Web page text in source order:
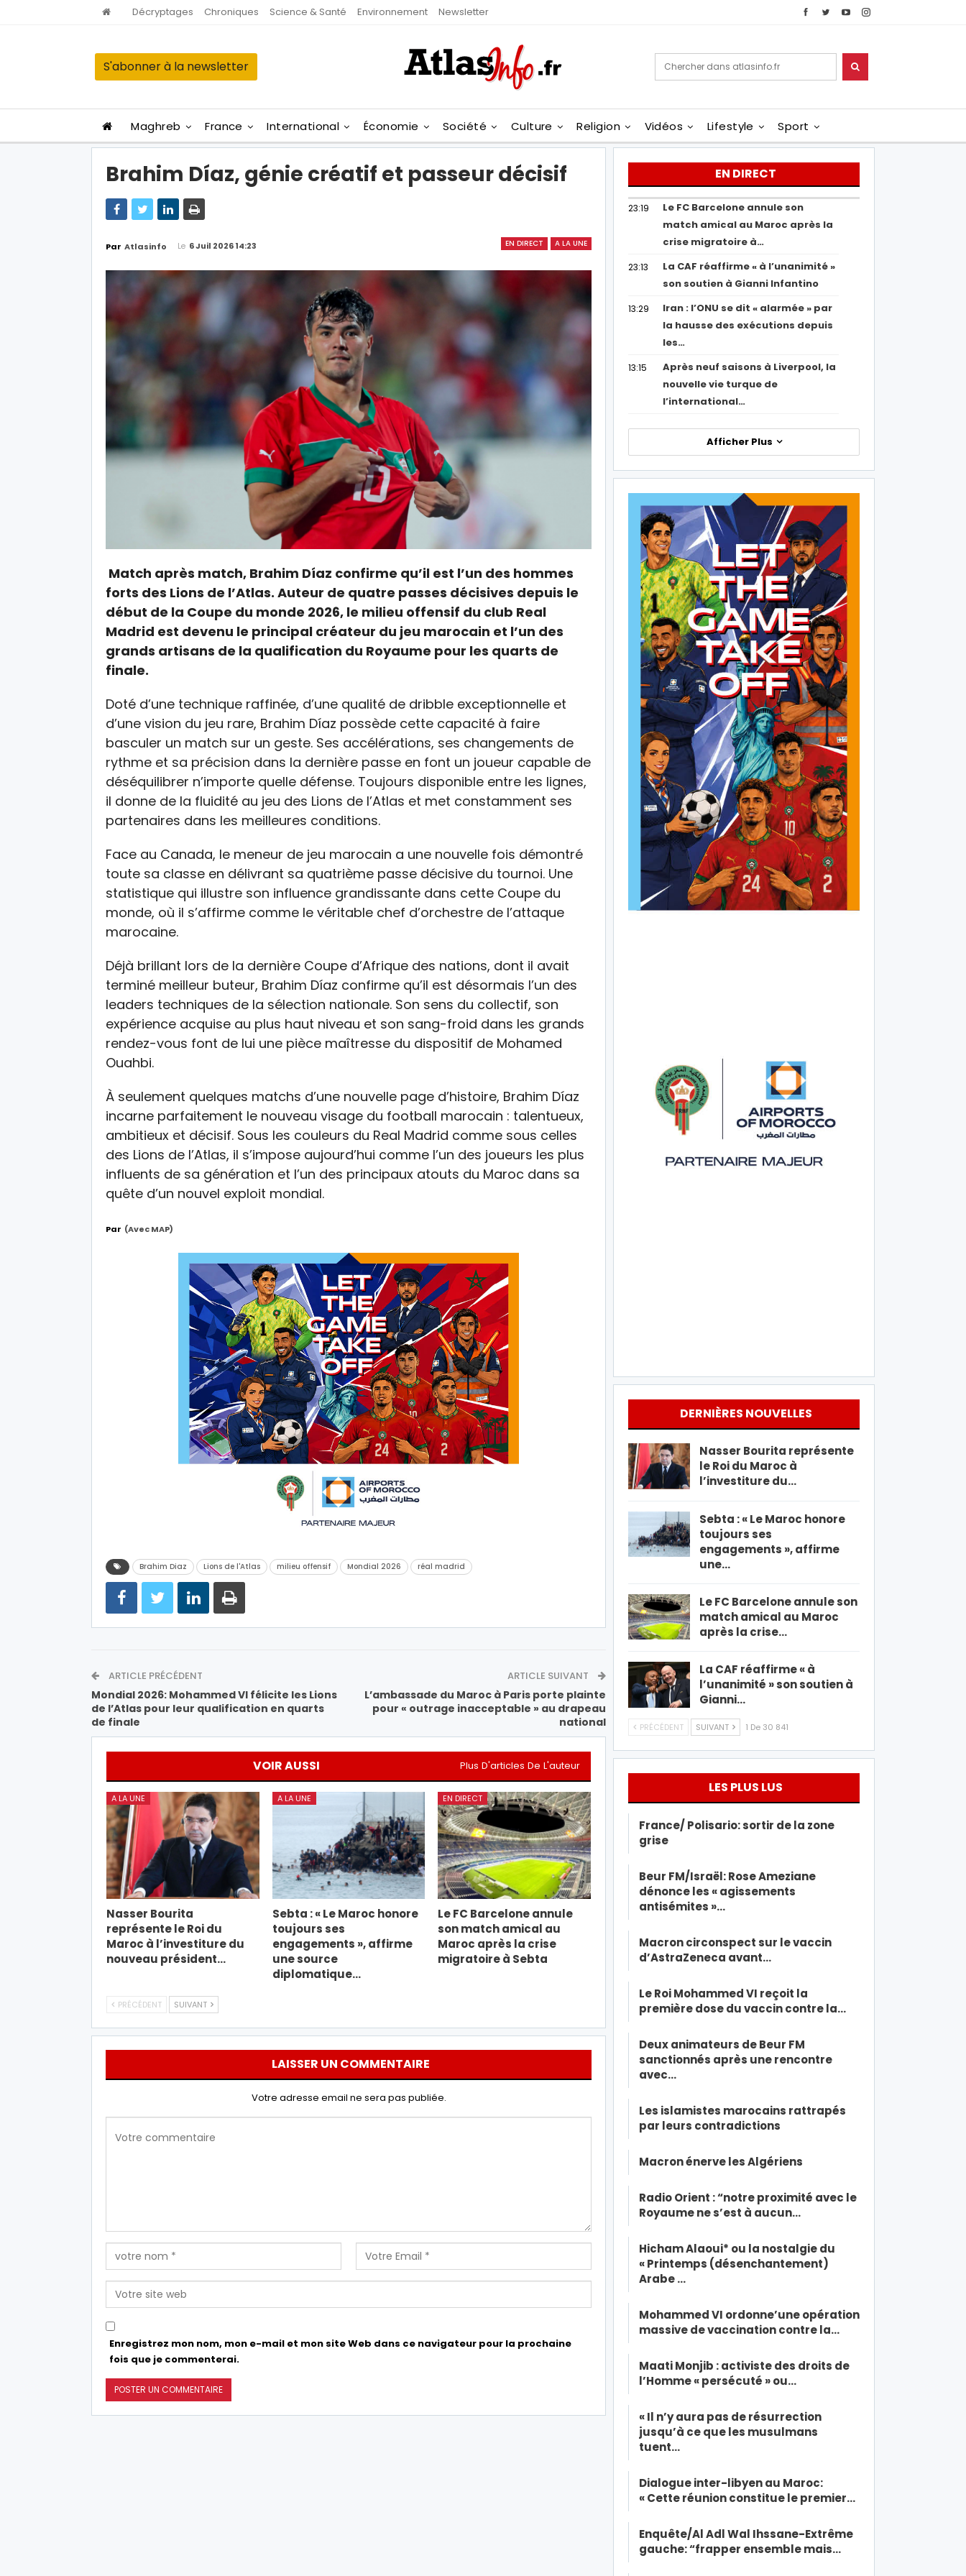
Décryptages Chroniques Science & Santé Environnement Newsletter
S'abonner à la newsletter
Maghreb France International Économie Société Culture Religion Vidéos Lifestyle Sport
Brahim Díaz, génie créatif et passeur décisif
EN DIRECT A LA UNE
Par Atlasinfo Le 6 Juil 2026 14:23
Match après match, Brahim Díaz confirme qu’il est l’un des hommes
forts des Lions de l’Atlas. Auteur de quatre passes décisives depuis le
début de la Coupe du monde 2026, le milieu offensif du club Real
Madrid est devenu le principal créateur du jeu marocain et l’un des
grands artisans de la qualification du Royaume pour les quarts de
finale.
Doté d’une technique raffinée, d’une qualité de dribble exceptionnelle et
d’une vision du jeu rare, Brahim Díaz possède cette capacité à faire
basculer un match sur un geste. Ses accélérations, ses changements de
rythme et sa précision dans la dernière passe en font un joueur capable de
déséquilibrer n’importe quelle défense. Toujours disponible entre les lignes,
il donne de la fluidité au jeu des Lions de l’Atlas et met constamment ses
partenaires dans les meilleures conditions.
Face au Canada, le meneur de jeu marocain a une nouvelle fois démontré
toute sa classe en délivrant sa quatrième passe décisive du tournoi. Une
statistique qui illustre son influence grandissante dans cette Coupe du
monde, où il s’affirme comme le véritable chef d’orchestre de l’attaque
marocaine.
Déjà brillant lors de la dernière Coupe d’Afrique des nations, dont il avait
terminé meilleur buteur, Brahim Díaz confirme qu’il est désormais l’un des
leaders techniques de la sélection nationale. Son sens du collectif, son
expérience acquise au plus haut niveau et son sang-froid dans les grands
rendez-vous font de lui une pièce maîtresse du dispositif de Mohamed
Ouahbi.
À seulement quelques matchs d’une nouvelle page d’histoire, Brahim Díaz
incarne parfaitement le nouveau visage du football marocain : talentueux,
ambitieux et décisif. Sous les couleurs du Real Madrid comme sous celles
des Lions de l’Atlas, il s’impose aujourd’hui comme l’un des joueurs les plus
influents de sa génération et l’un des principaux atouts du Maroc dans sa
quête d’un nouvel exploit mondial.
Par (avec MAP)
Brahim Diaz Lions de l'Atlas milieu offensif Mondial 2026 réal madrid
ARTICLE PRÉCÉDENT
Mondial 2026: Mohammed VI félicite les Lions
de l’Atlas pour leur qualification en quarts
de finale
ARTICLE SUIVANT
L’ambassade du Maroc à Paris porte plainte
pour « outrage inacceptable » au drapeau
national
VOIR AUSSI Plus D'articles De L'auteur
A LA UNE
Nasser Bourita
représente le Roi du
Maroc à l’investiture du
nouveau président…
A LA UNE
Sebta : « Le Maroc honore
toujours ses
engagements », affirme
une source
diplomatique…
EN DIRECT
Le FC Barcelone annule
son match amical au
Maroc après la crise
migratoire à Sebta
PRÉCÉDENT SUIVANT
LAISSER UN COMMENTAIRE
Votre adresse email ne sera pas publiée.
Enregistrez mon nom, mon e-mail et mon site Web dans ce navigateur pour la prochaine
fois que je commenterai.
EN DIRECT
23:19
Le FC Barcelone annule son
match amical au Maroc après la
crise migratoire à…
23:13
La CAF réaffirme « à l’unanimité »
son soutien à Gianni Infantino
13:29
Iran : l’ONU se dit « alarmée » par
la hausse des exécutions depuis
les…
13:15
Après neuf saisons à Liverpool, la
nouvelle vie turque de
l’international…
Afficher Plus
DERNIÈRES NOUVELLES
Nasser Bourita représente
le Roi du Maroc à
l’investiture du…
Sebta : « Le Maroc honore
toujours ses
engagements », affirme
une…
Le FC Barcelone annule son
match amical au Maroc
après la crise…
La CAF réaffirme « à
l’unanimité » son soutien à
Gianni…
PRÉCÉDENT SUIVANT 1 De 30 841
LES PLUS LUS
France/ Polisario: sortir de la zone
grise
Beur FM/Israël: Rose Ameziane
dénonce les « agissements
antisémites »…
Macron circonspect sur le vaccin
d’AstraZeneca avant…
Le Roi Mohammed VI reçoit la
première dose du vaccin contre la…
Deux animateurs de Beur FM
sanctionnés après une rencontre
avec…
Les islamistes marocains rattrapés
par leurs contradictions
Macron énerve les Algériens
Radio Orient : “notre proximité avec le
Royaume ne s’est à aucun…
Hicham Alaoui* ou la nostalgie du
« Printemps (désenchantement)
Arabe …
Mohammed VI ordonne’une opération
massive de vaccination contre la…
Maati Monjib : activiste des droits de
l’Homme « persécuté » ou…
« Il n’y aura pas de résurrection
jusqu’à ce que les musulmans
tuent…
Dialogue inter-libyen au Maroc:
« Cette réunion constitue le premier…
Enquête/Al Adl Wal Ihssane-Extrême
gauche: “frapper ensemble mais…